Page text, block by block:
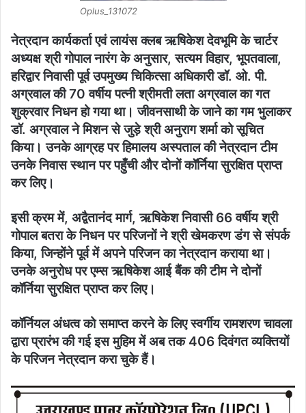
Oplus_131072
नेत्रदान कार्यकर्ता एवं लायंस क्लब ऋषिकेश देवभूमि के चार्टर
अध्यक्ष श्री गोपाल नारंग के अनुसार, सत्यम विहार, भूपतवाला,
हरिद्वार निवासी पूर्व उपमुख्य चिकित्सा अधिकारी डॉ. ओ. पी.
अग्रवाल की 70 वर्षीय पत्नी श्रीमती लता अग्रवाल का गत
शुक्रवार निधन हो गया था। जीवनसाथी के जाने का गम भुलाकर
डॉ. अग्रवाल ने मिशन से जुड़े श्री अनुराग शर्मा को सूचित
किया। उनके आग्रह पर हिमालय अस्पताल की नेत्रदान टीम
उनके निवास स्थान पर पहुँची और दोनों कॉर्निया सुरक्षित प्राप्त
कर लिए।
इसी क्रम में, अद्वैतानंद मार्ग, ऋषिकेश निवासी 66 वर्षीय श्री
गोपाल बतरा के निधन पर परिजनों ने श्री खेमकरण डंग से संपर्क
किया, जिन्होंने पूर्व में अपने परिजन का नेत्रदान कराया था।
उनके अनुरोध पर एम्स ऋषिकेश आई बैंक की टीम ने दोनों
कॉर्निया सुरक्षित प्राप्त कर लिए।
कॉर्नियल अंधत्व को समाप्त करने के लिए स्वर्गीय रामशरण चावला
द्वारा प्रारंभ की गई इस मुहिम में अब तक 406 दिवंगत व्यक्तियों
के परिजन नेत्रदान करा चुके हैं।